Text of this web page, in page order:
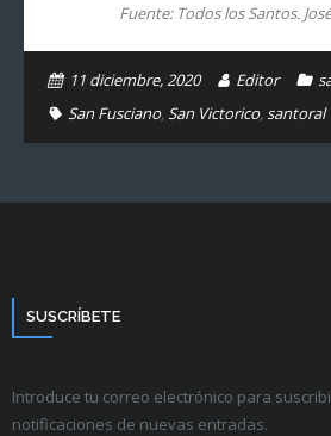
Fuente: Todos los Santos.
11 diciembre, 2020 Editor
San Fusciano,San Victorico,santoral
SUSCRÍBETE
Introduce tu correo electrónico para
notificaciones de nuevas entradas.